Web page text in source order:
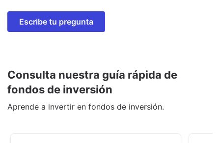
Escribe tu pregunta
Consulta nuestra guía rápida de
fondos de inversión
Aprende a invertir en fondos de inversión.